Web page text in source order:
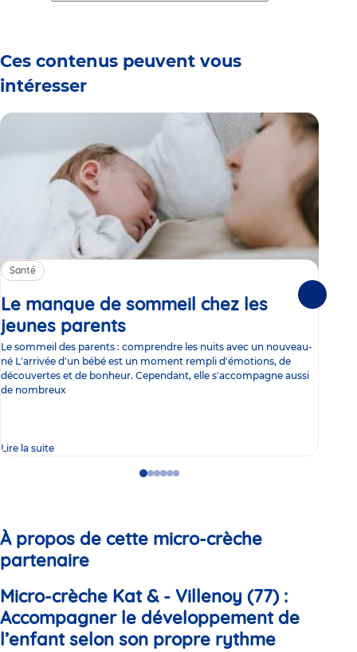
Ces contenus peuvent vous
intéresser
Santé
Le manque de sommeil chez les
jeunes parents
Le sommeil des parents : comprendre les nuits avec un nouveau-
né L'arrivée d'un bébé est un moment rempli d'émotions, de
découvertes et de bonheur. Cependant, elle s'accompagne aussi
de nombreux
Lire la suite
GoGoGoGo
GoGo
À propos de cette micro-crèche
partenaire
Micro-crèche Kat & - Villenoy (77) :
Accompagner le développement de
l’enfant selon son propre rythme